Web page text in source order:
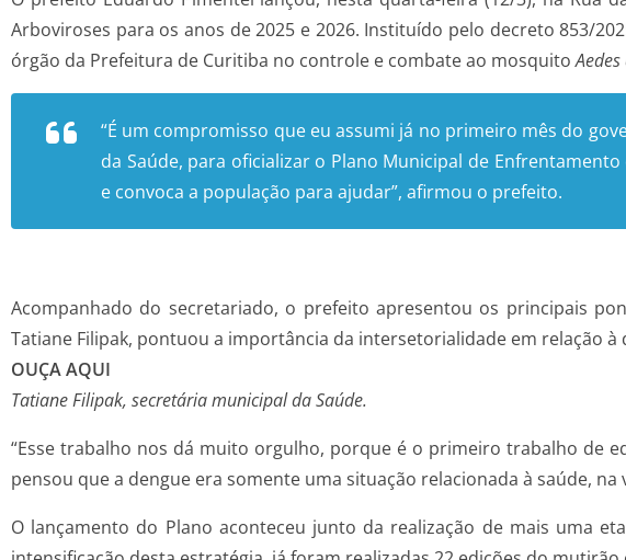
Arboviroses para os anos de 2025 e 2026. Instituído pelo decreto 853/
órgão da Prefeitura de Curitiba no controle e combate ao mosquitoAedes
“É um compromisso que eu assumi já no primeiro mês do
da Saúde, para oficializar o Plano Municipal de
e convoca a população para ajudar”, afirmou o prefeito.
Acompanhado do secretariado, o prefeito apresentou os principais
Tatiane Filipak, pontuou a importância da intersetorialidade em relação à
OUÇA AQUI
Tatiane Filipak, secretária municipal da Saúde.
“Esse trabalho nos dá muito orgulho, porque é o primeiro trabalho de
pensou que a dengue era somente uma situação relacionada à saúde,
O lançamento do Plano aconteceu junto da realização de mais uma